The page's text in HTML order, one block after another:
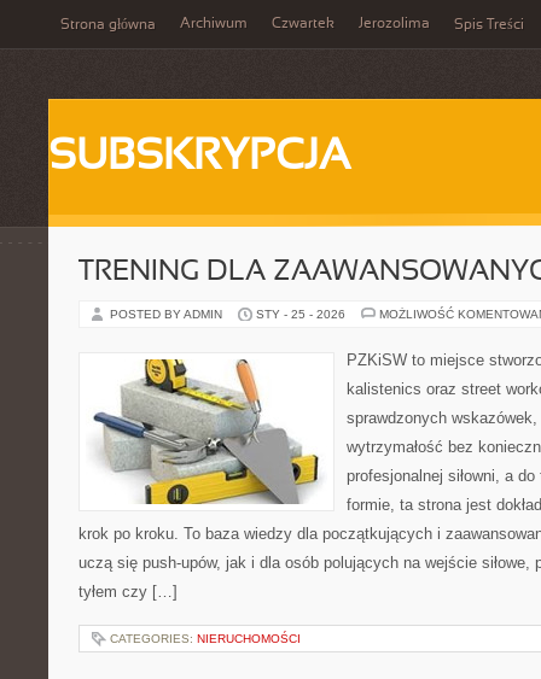
Strona główna Archiwum Czwartek Jerozolima Spis Treści
SUBSKRYPCJA
TRENING DLA
POSTED BY ADMIN STY - 25 - 2026 MOŻLIWOŚĆ
PZKiSW to miejsce
kalistenics oraz street
sprawdzonych
wytrzymałość bez
profesjonalnej siłowni, a
formie, ta strona jest
krok po kroku. To baza wiedzy dla początkujących i
uczą się push-upów, jak i dla osób polujących na wejście siłowe,
tyłem czy […]
CATEGORIES: NIERUCHOMOŚCI